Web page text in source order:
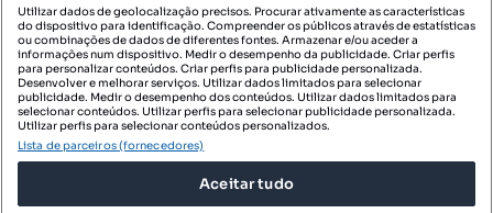
SIGA-NOS:
DESCARREGAR NA:
Utilizar dados de geolocalização precisos. Procurar ativamente as características
do dispositivo para identificação. Compreender os públicos através de estatísticas
ou combinações de dados de diferentes fontes. Armazenar e/ou aceder a
informações num dispositivo. Medir o desempenho da publicidade. Criar perfis
para personalizar conteúdos. Criar perfis para publicidade personalizada.
Desenvolver e melhorar serviços. Utilizar dados limitados para selecionar
publicidade. Medir o desempenho dos conteúdos. Utilizar dados limitados para
selecionar conteúdos. Utilizar perfis para selecionar publicidade personalizada.
Utilizar perfis para selecionar conteúdos personalizados.
Lista de parceiros (fornecedores)
Aceitar tudo